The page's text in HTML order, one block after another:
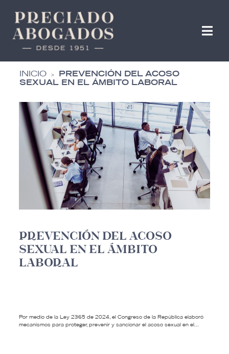
INICIO >
PREVENCIÓN DEL ACOSO
SEXUAL EN EL ÁMBITO LABORAL
PREVENCIÓN DEL ACOSO
SEXUAL EN EL ÁMBITO
LABORAL
Por medio de la Ley 2365 de 2024, el Congreso de la República elaboró
mecanismos para proteger, prevenir y sancionar el acoso sexual en el…